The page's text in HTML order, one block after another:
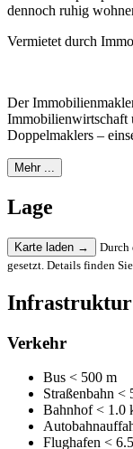
dennoch ruhig
Vermietet durch
Der
Immobilienwirtschaft
Doppelmaklers –
Mehr ...
Lage
Karte laden →
Durch
gesetzt. Details finden
Infrastruktur
Verkehr
Bus < 500 m
Straßenbahn <
Bahnhof< 1.0
Flughafen <